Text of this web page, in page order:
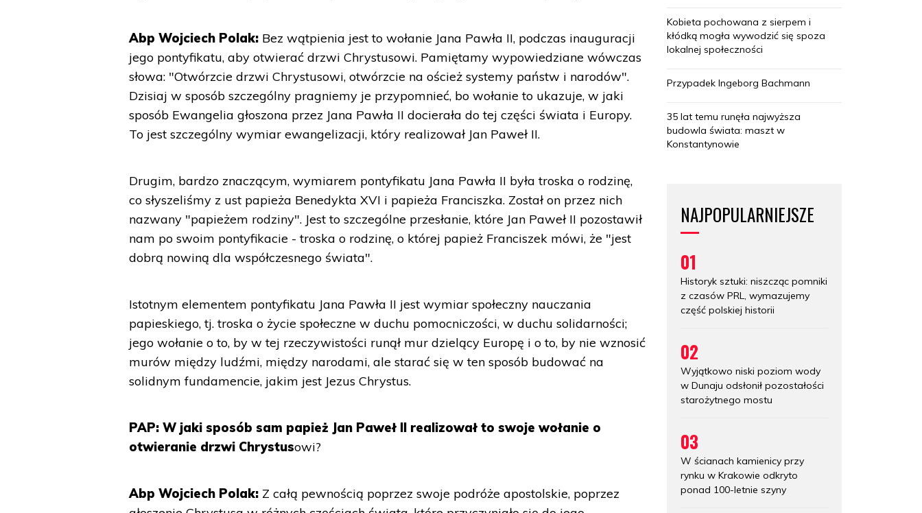
Abp Wojciech Polak: Bez wątpienia jest to wołanie Jana Pawła II, podczas inauguracji
jego pontyfikatu, aby otwierać drzwi Chrystusowi. Pamiętamy wypowiedziane wówczas
słowa: "Otwórzcie drzwi Chrystusowi, otwórzcie na oścież systemy państw i narodów".
Dzisiaj w sposób szczególny pragniemy je przypomnieć, bo wołanie to ukazuje, w jaki
sposób Ewangelia głoszona przez Jana Pawła II docierała do tej części świata i Europy.
To jest szczególny wymiar ewangelizacji, który realizował Jan Paweł II.
Drugim, bardzo znaczącym, wymiarem pontyfikatu Jana Pawła II była troska o rodzinę,
co słyszeliśmy z ust papieża Benedykta XVI i papieża Franciszka. Został on przez nich
nazwany "papieżem rodziny". Jest to szczególne przesłanie, które Jan Paweł II pozostawił
nam po swoim pontyfikacie - troska o rodzinę, o której papież Franciszek mówi, że "jest
dobrą nowiną dla współczesnego świata".
Istotnym elementem pontyfikatu Jana Pawła II jest wymiar społeczny nauczania
papieskiego, tj. troska o życie społeczne w duchu pomocniczości, w duchu solidarności;
jego wołanie o to, by w tej rzeczywistości runął mur dzielący Europę i o to, by nie wznosić
murów między ludźmi, między narodami, ale starać się w ten sposób budować na
solidnym fundamencie, jakim jest Jezus Chrystus.
PAP: W jaki sposób sam papież Jan Paweł II realizował to swoje wołanie o
otwieranie drzwi Chrystusowi?
Abp Wojciech Polak: Z całą pewnością poprzez swoje podróże apostolskie, poprzez
Kobieta pochowana z sierpem i
kłódką mogła wywodzić się spoza
lokalnej społeczności
Przypadek Ingeborg Bachmann
35 lat temu runęła najwyższa
budowla świata: maszt w
Konstantynowie
NAJPOPULARNIEJSZE
01
Historyk sztuki: niszcząc pomniki
z czasów PRL, wymazujemy
część polskiej historii
02
Wyjątkowo niski poziom wody
w Dunaju odsłonił pozostałości
starożytnego mostu
03
W ścianach kamienicy przy
rynku w Krakowie odkryto
ponad 100-letnie szyny